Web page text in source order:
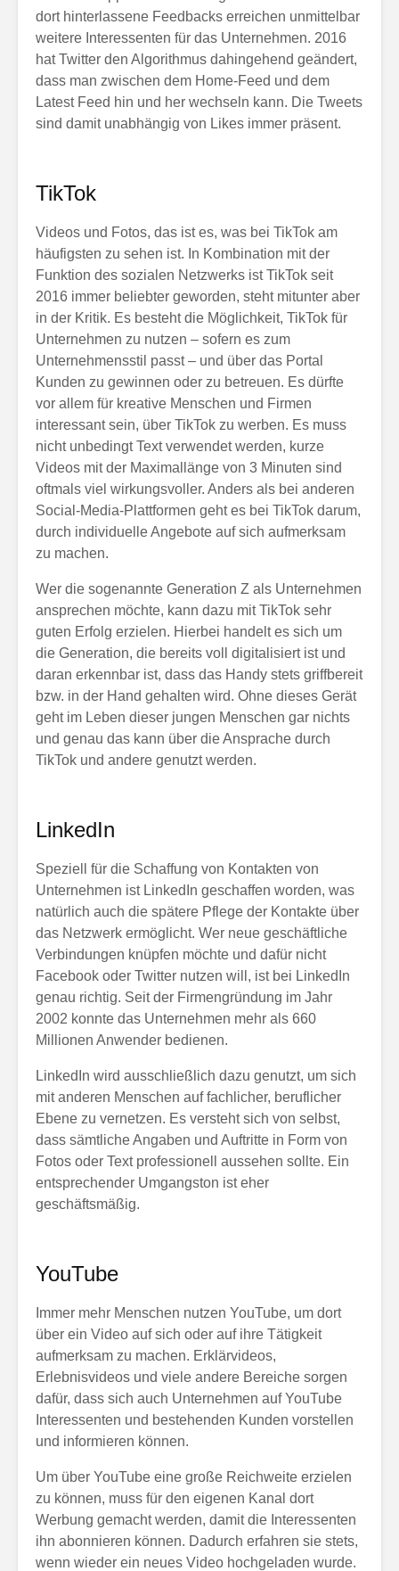
dort hinterlassene Feedbacks erreichen unmittelbar
weitere Interessenten für das Unternehmen. 2016
hat Twitter den Algorithmus dahingehend geändert,
dass man zwischen dem Home-Feed und dem
Latest Feed hin und her wechseln kann. Die Tweets
sind damit unabhängig von Likes immer präsent.
TikTok
Videos und Fotos, das ist es, was bei TikTok am
häufigsten zu sehen ist. In Kombination mit der
Funktion des sozialen Netzwerks ist TikTok seit
2016 immer beliebter geworden, steht mitunter aber
in der Kritik. Es besteht die Möglichkeit, TikTok für
Unternehmen zu nutzen – sofern es zum
Unternehmensstil passt – und über das Portal
Kunden zu gewinnen oder zu betreuen. Es dürfte
vor allem für kreative Menschen und Firmen
interessant sein, über TikTok zu werben. Es muss
nicht unbedingt Text verwendet werden, kurze
Videos mit der Maximallänge von 3 Minuten sind
oftmals viel wirkungsvoller. Anders als bei anderen
Social-Media-Plattformen geht es bei TikTok darum,
durch individuelle Angebote auf sich aufmerksam
zu machen.
Wer die sogenannte Generation Z als Unternehmen
ansprechen möchte, kann dazu mit TikTok sehr
guten Erfolg erzielen. Hierbei handelt es sich um
die Generation, die bereits voll digitalisiert ist und
daran erkennbar ist, dass das Handy stets griffbereit
bzw. in der Hand gehalten wird. Ohne dieses Gerät
geht im Leben dieser jungen Menschen gar nichts
und genau das kann über die Ansprache durch
TikTok und andere genutzt werden.
LinkedIn
Speziell für die Schaffung von Kontakten von
Unternehmen ist LinkedIn geschaffen worden, was
natürlich auch die spätere Pflege der Kontakte über
das Netzwerk ermöglicht. Wer neue geschäftliche
Verbindungen knüpfen möchte und dafür nicht
Facebook oder Twitter nutzen will, ist bei LinkedIn
genau richtig. Seit der Firmengründung im Jahr
2002 konnte das Unternehmen mehr als 660
Millionen Anwender bedienen.
LinkedIn wird ausschließlich dazu genutzt, um sich
mit anderen Menschen auf fachlicher, beruflicher
Ebene zu vernetzen. Es versteht sich von selbst,
dass sämtliche Angaben und Auftritte in Form von
Fotos oder Text professionell aussehen sollte. Ein
entsprechender Umgangston ist eher
geschäftsmäßig.
YouTube
Immer mehr Menschen nutzen YouTube, um dort
über ein Video auf sich oder auf ihre Tätigkeit
aufmerksam zu machen. Erklärvideos,
Erlebnisvideos und viele andere Bereiche sorgen
dafür, dass sich auch Unternehmen auf YouTube
Interessenten und bestehenden Kunden vorstellen
und informieren können.
Um über YouTube eine große Reichweite erzielen
zu können, muss für den eigenen Kanal dort
Werbung gemacht werden, damit die Interessenten
ihn abonnieren können. Dadurch erfahren sie stets,
wenn wieder ein neues Video hochgeladen wurde.